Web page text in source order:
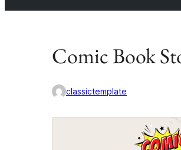
Comic Book
classictemplate